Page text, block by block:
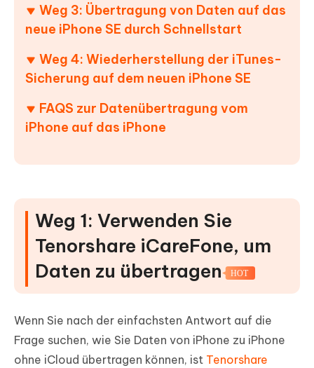
Weg 3: Übertragung von Daten auf das
neue iPhone SE durch Schnellstart
Weg 4: Wiederherstellung der iTunes-
Sicherung auf dem neuen iPhone SE
FAQS zur Datenübertragung vom
iPhone auf das iPhone
Weg 1: Verwenden Sie
Tenorshare iCareFone, um
Daten zu übertragen
HOT
Wenn Sie nach der einfachsten Antwort auf die
Frage suchen, wie Sie Daten von iPhone zu iPhone
ohne iCloud übertragen können, ist Tenorshare